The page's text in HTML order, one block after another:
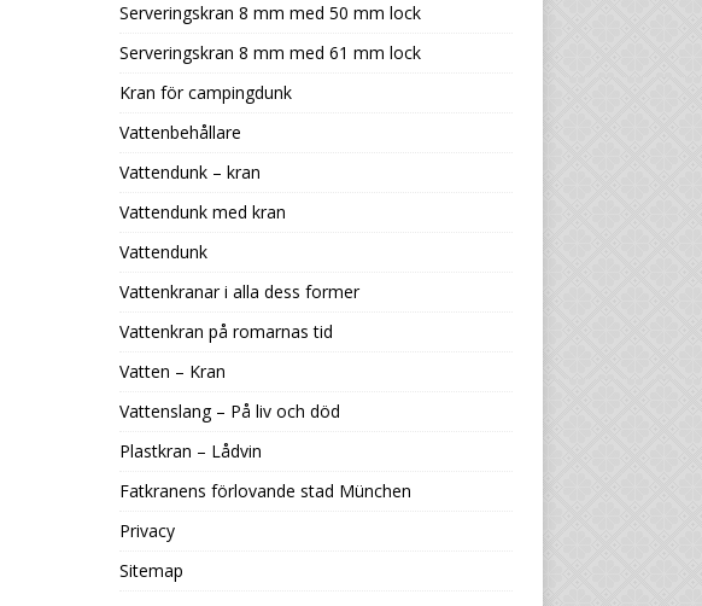
Serveringskran 8 mm med 50 mm lock
Serveringskran 8 mm med 61 mm lock
Kran för campingdunk
Vattenbehållare
Vattendunk – kran
Vattendunk med kran
Vattendunk
Vattenkranar i alla dess former
Vattenkran på romarnas tid
Vatten – Kran
Vattenslang – På liv och död
Plastkran – Lådvin
Fatkranens förlovande stad München
Privacy
Sitemap